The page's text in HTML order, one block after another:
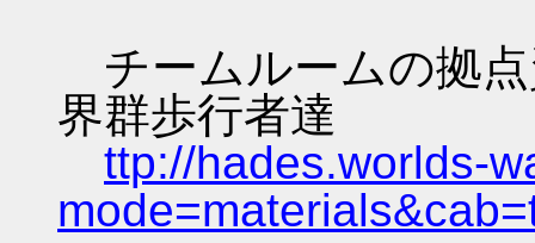
チームルームの拠
界群歩行者達
ttp://hades.worlds-